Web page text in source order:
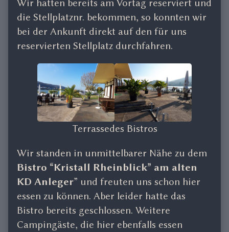
Wir hatten bereits am Vortag reserviert und
die Stellplatznr. bekommen, so konnten wir
bei der Ankunft direkt auf den für uns
reservierten Stellplatz durchfahren.
Terrassedes Bistros
Wir standen in unmittelbarer Nähe zu dem
Bistro “Kristall Rheinblick” am alten
KD Anleger” und freuten uns schon hier
essen zu können. Aber leider hatte das
Bistro bereits geschlossen. Weitere
Campingäste, die hier ebenfalls essen